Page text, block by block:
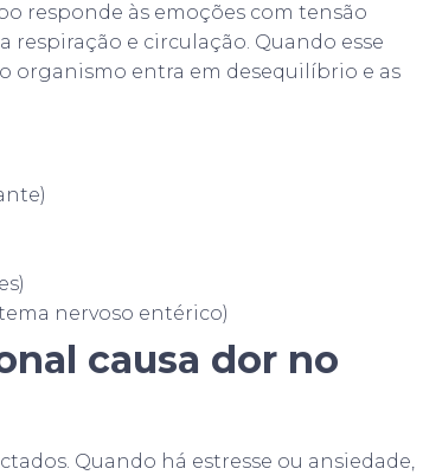
responde às emoções com tensão
respiração e circulação. Quando esse
organismo entra em desequilíbrio e as
nervoso entérico)
causa dor no
Quando há estresse ou ansiedade,